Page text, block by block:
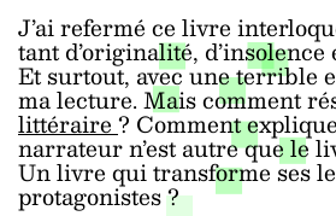
J’ai refermé ce livre
tant d’originalité, d’insolence
Et surtout, avec une terrible
ma lecture. Mais comment
littéraire? Comment
narrateur n’est autre que le
Un livre qui transforme ses
protagonistes ?